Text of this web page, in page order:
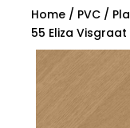
Home/ PVC/
55 Eliza Visgraat